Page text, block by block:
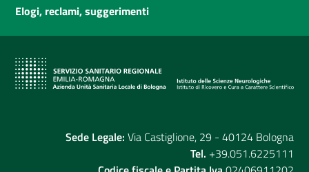
Elogi, reclami, suggerimenti
Sede Legale: Via Castiglione, 29 - 40124 Bologna
Tel. +39.051.6225111